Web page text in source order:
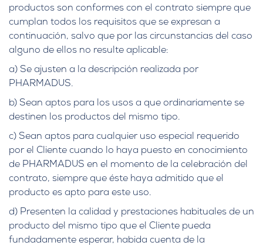
productos son conformes con el contrato siempre que
cumplan todos los requisitos que se expresan a
continuación, salvo que por las circunstancias del caso
alguno de ellos no resulte aplicable:
a) Se ajusten a la descripción realizada por
PHARMADUS.
b) Sean aptos para los usos a que ordinariamente se
destinen los productos del mismo tipo.
c) Sean aptos para cualquier uso especial requerido
por el Cliente cuando lo haya puesto en conocimiento
de PHARMADUS en el momento de la celebración del
contrato, siempre que éste haya admitido que el
producto es apto para este uso.
d) Presenten la calidad y prestaciones habituales de un
producto del mismo tipo que el Cliente pueda
fundadamente esperar, habida cuenta de la